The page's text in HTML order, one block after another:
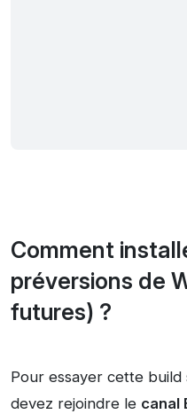
Comment
préversions de
futures) ?
Pour essayer cette
devez rejoindre le canal